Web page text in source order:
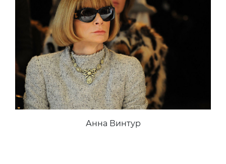
Анна Винтур